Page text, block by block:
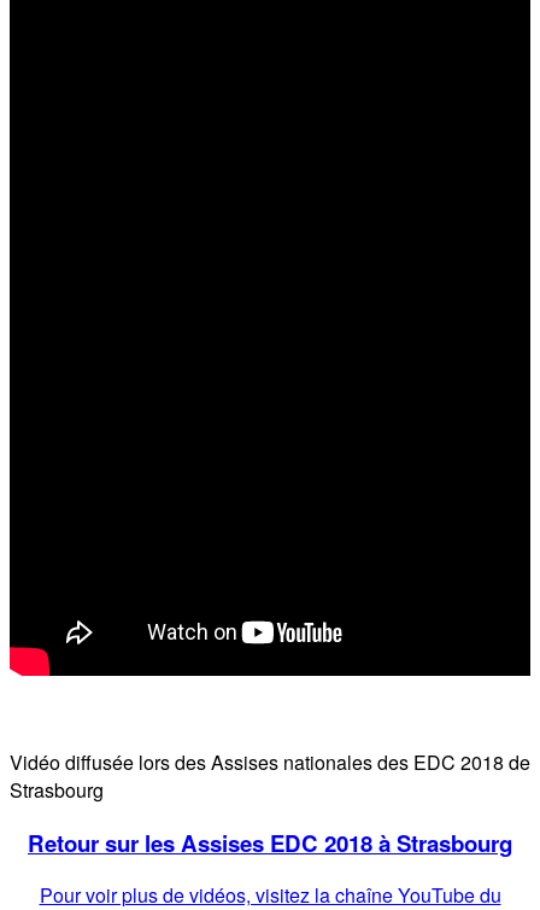
Vidéo diffusée lors des Assises nationales des EDC 2018 de
Strasbourg
Retour sur les Assises EDC 2018 à Strasbourg
Pour voir plus de vidéos, visitez la chaîne YouTube du